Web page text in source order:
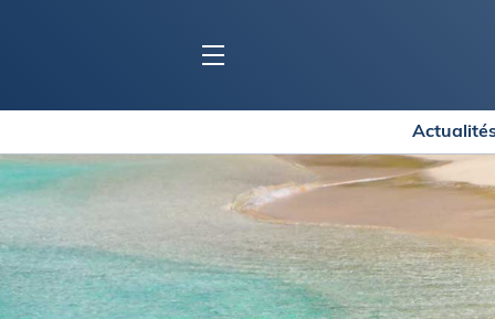
BLOC MARINE
Ports
Carnets de voyage
Dossiers de la rédaction
Collection Bloc Marine